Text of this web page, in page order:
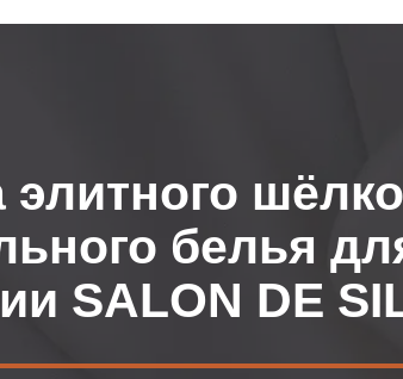
элитного
белья
SALON DE